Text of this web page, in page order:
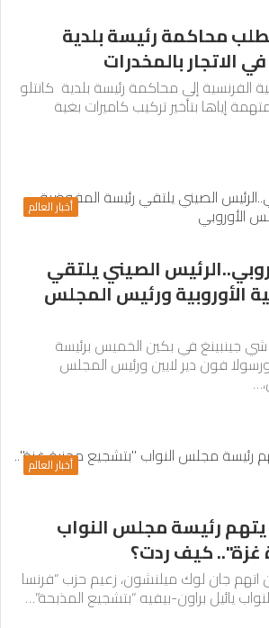
تطلب محاكمة رئيسة بلدية
الاتجار بالمخدرات
الفرنسية إلى محاكمة رئيسة بلدية كانتلو
إياها بتأخير تركيب كاميرات بغية
أخبار العالم
الصيني يلتقي
الأوروبية ورئيس المجلس
شي جينبينغ في بكين الخميس برئيسة
فون دير لايين ورئيس المجلس
أخبار العالم
رئيسة مجلس النواب
غزة".. كيف ردت؟
جان لوك ميلنشون، زعيم حزب “فرنسا
يائيل براون-بيفيه “بتشجيع المذبحة”…